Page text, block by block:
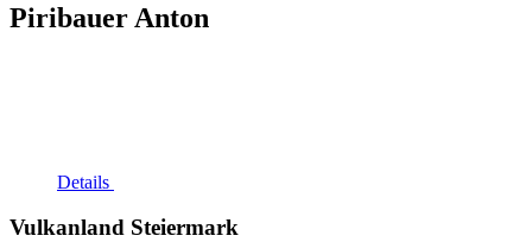
Piribauer Anton
Details
Vulkanland Steiermark